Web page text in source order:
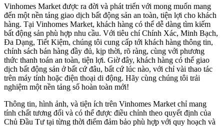
Vinhomes Market được ra đời và phát triển với mong muốn mang
đến một nền tảng giao dịch bất động sản an toàn, tiện lợi cho khách
hàng. Tại Vinhomes Market, khách hàng có thể dễ dàng tìm kiếm
bất động sản phù hợp nhu cầu. Với tiêu chí Chính Xác, Minh Bạch,
Đa Dạng, Tiết Kiệm, chúng tôi cung cấp tới khách hàng thông tin,
chính sách bán hàng đầy đủ, kịp thời, rõ ràng, cùng với phương
thức thanh toán an toàn, tiện lợi. Giờ đây, khách hàng có thể giao
dịch bất động sản ở bất cứ đâu, bất cứ lúc nào, với chỉ vài thao tác
trên máy tính hoặc điện thoại di động. Hãy cùng chúng tôi trải
nghiệm một nền tảng số hoàn toàn mới!
Thông tin, hình ảnh, và tiện ích trên Vinhomes Market chỉ mang
tính chất tương đối và có thể được điều chỉnh theo quyết định của
Chủ Đầu Tư tại từng thời điểm đảm bảo phù hợp với quy hoạch và